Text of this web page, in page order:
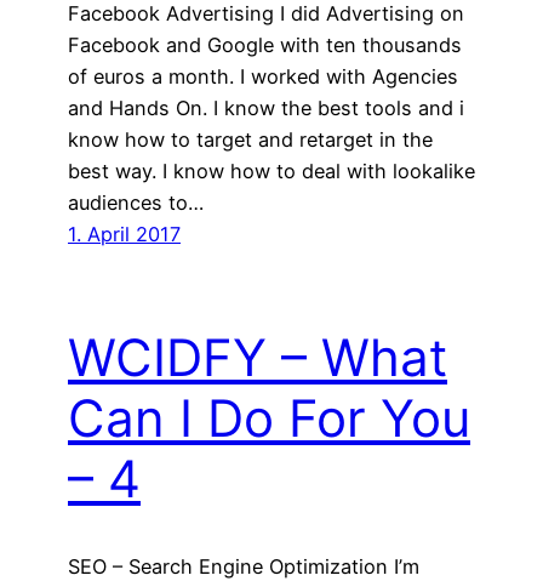
Facebook Advertising I did Advertising on
Facebook and Google with ten thousands
of euros a month. I worked with Agencies
and Hands On. I know the best tools and i
know how to target and retarget in the
best way. I know how to deal with lookalike
audiences to…
1. April 2017
WCIDFY – What
Can I Do For You
– 4
SEO – Search Engine Optimization I’m